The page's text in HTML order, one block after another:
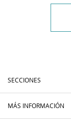
SECCIONES
MÁS INFORMACIÓN